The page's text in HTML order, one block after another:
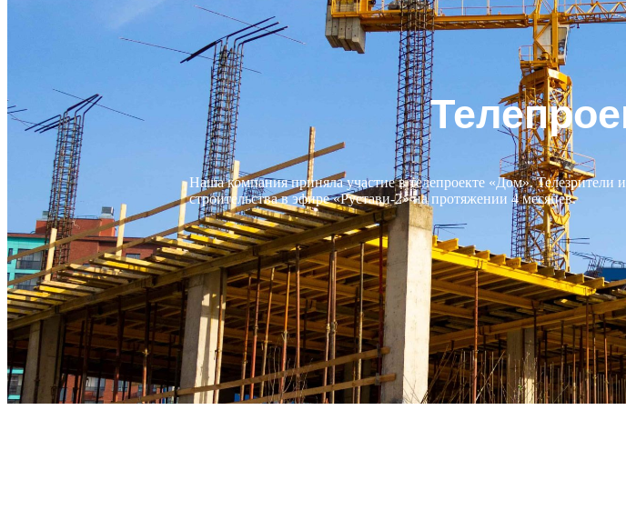
Наша компания приняла участие в телепроекте «Дом».
строительства в эфире «Рустави-2» на протяжении 4 месяцев.